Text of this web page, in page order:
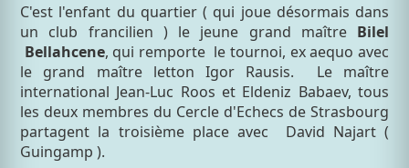
C'est l'enfant du quartier ( qui joue désormais dans
un club francilien ) le jeune grand maître Bilel
Bellahcene, qui remporte le tournoi, ex aequo avec
le grand maître letton Igor Rausis. Le maître
international Jean-Luc Roos et Eldeniz Babaev, tous
les deux membres du Cercle d'Echecs de Strasbourg
partagent la troisième place avec David Najart (
Guingamp ).